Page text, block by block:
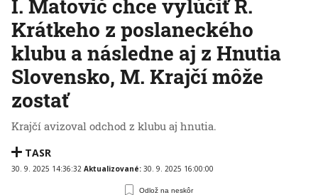
I. Matovič chce vylúčiť R.
Krátkeho z poslaneckého
klubu a následne aj z Hnutia
Slovensko, M. Krajčí môže
zostať
Krajčí avizoval odchod z klubu aj hnutia.
TASR
30. 9. 2025 14:36:32 Aktualizované: 30. 9. 2025 16:00:00
Odlož na neskôr